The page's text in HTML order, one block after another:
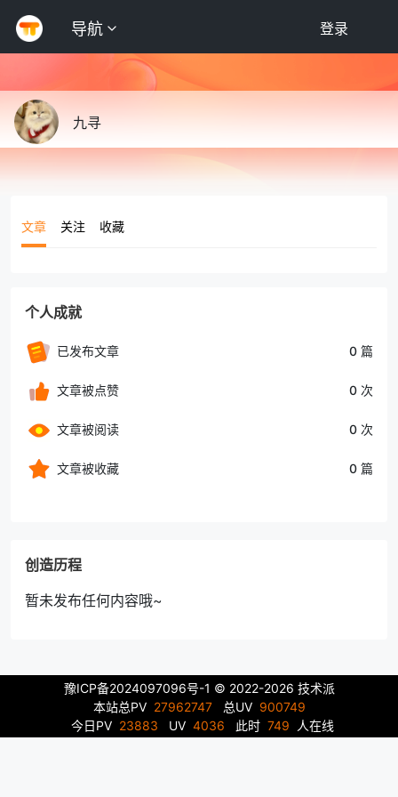
导航 登录
九寻
文章 关注 收藏
个人成就
已发布文章 0 篇
文章被点赞 0 次
文章被阅读 0 次
文章被收藏 0 篇
创造历程
暂未发布任何内容哦~
豫ICP备2024097096号-1 © 2022-2026 技术派
本站总PV 27962747总UV 900749
今日PV 23883 UV 4036 此时 749 人在线